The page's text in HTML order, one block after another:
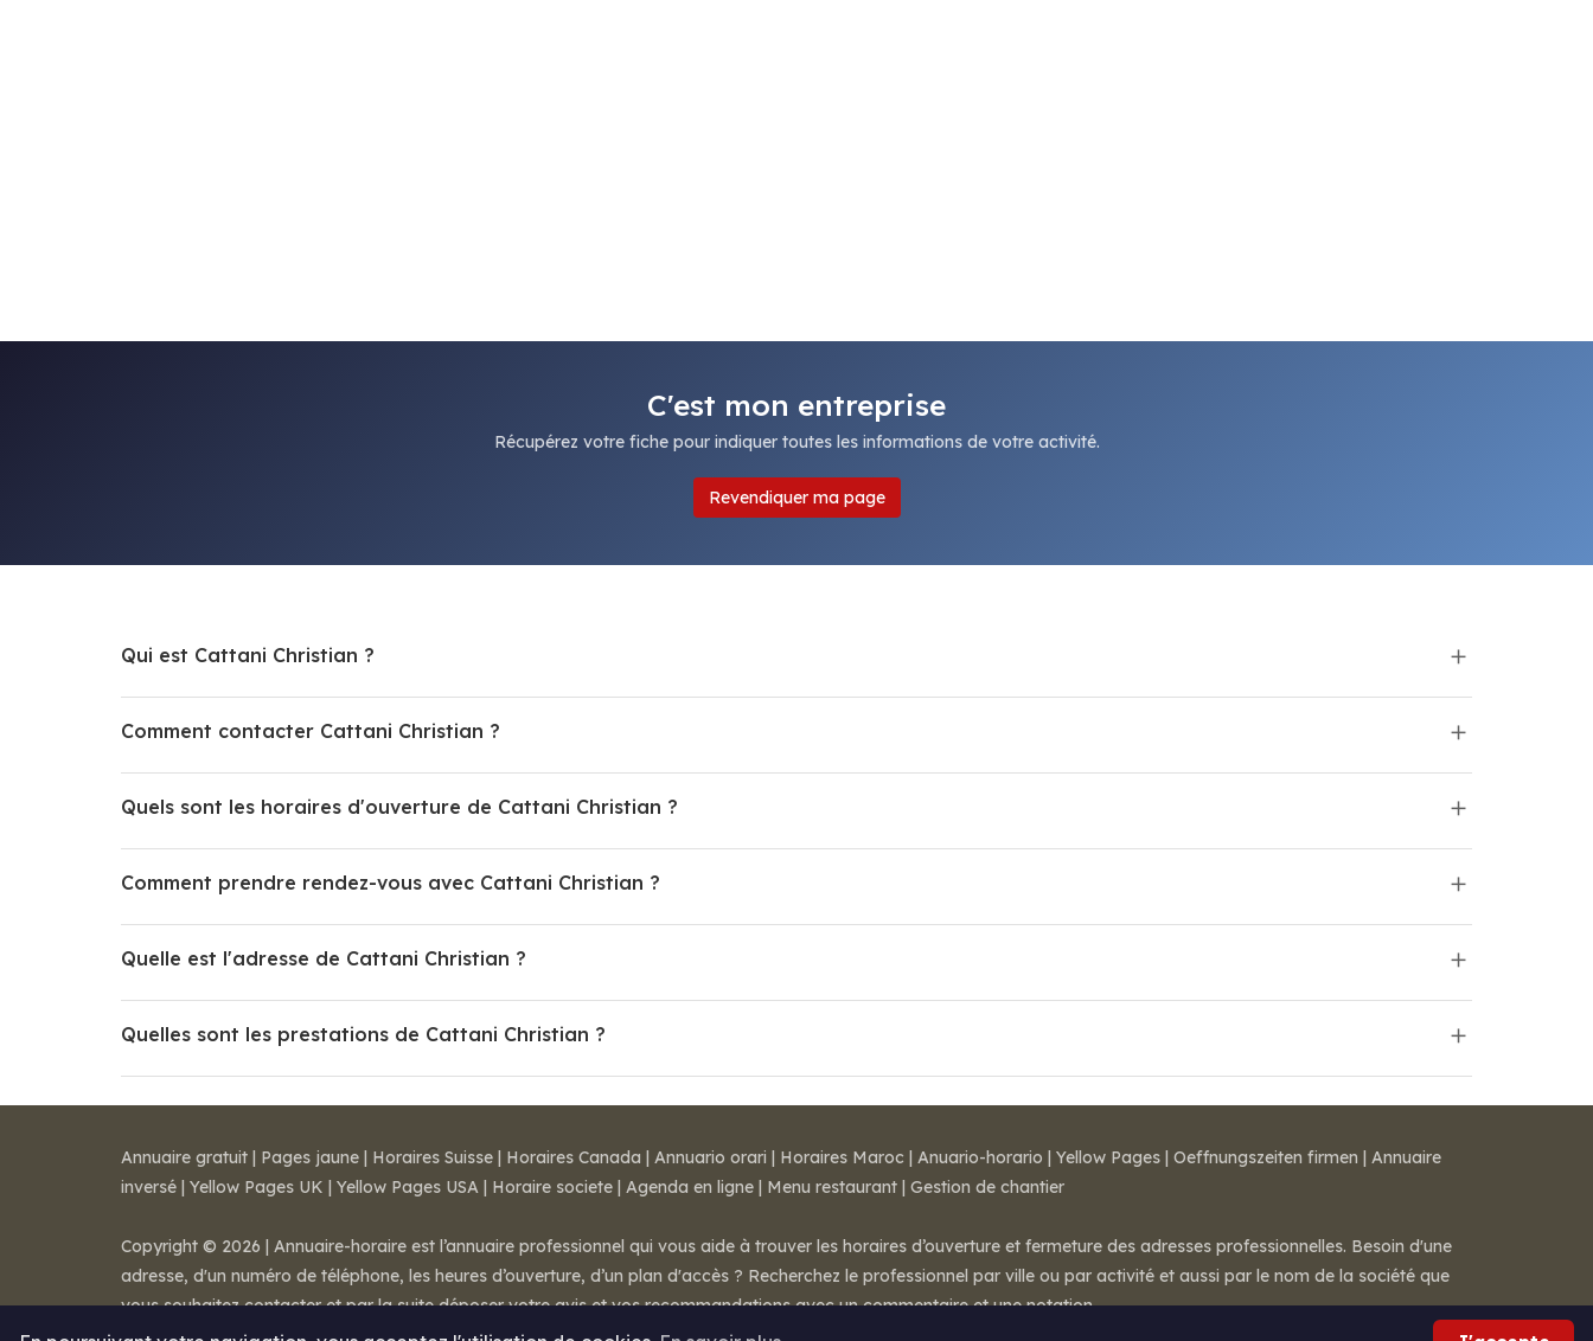
C'est mon entreprise
Récupérez votre fiche pour indiquer toutes les informations de votre activité.
Revendiquer ma page
Qui est Cattani Christian ?
Comment contacter Cattani Christian ?
Quels sont les horaires d'ouverture de Cattani Christian ?
Comment prendre rendez-vous avec Cattani Christian ?
Quelle est l'adresse de Cattani Christian ?
Quelles sont les prestations de Cattani Christian ?
Annuaire gratuit | Pages jaune | Horaires Suisse | Horaires Canada | Annuario orari | Horaires Maroc | Anuario-horario | Yellow Pages | Oeffnungszeiten firmen | Annuaire
inversé | Yellow Pages UK | Yellow Pages USA | Horaire societe | Agenda en ligne | Menu restaurant | Gestion de chantier
Copyright © 2026 | Annuaire-horaire est l’annuaire professionnel qui vous aide à trouver les horaires d’ouverture et fermeture des adresses professionnelles. Besoin d'une
adresse, d'un numéro de téléphone, les heures d’ouverture, d’un plan d'accès ? Recherchez le professionnel par ville ou par activité et aussi par le nom de la société que
vous souhaitez contacter et par la suite déposer votre avis et vos recommandations avec un commentaire et une notation.
Mentions légales-Conditions de ventes- Contact